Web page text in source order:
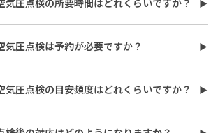
車の状態をトータルで把握することが可能
応しています。詳しくは店舗スタッフまで
さい。
気圧点検の所要時間はどれくらいですか？
圧点検・補充は最短30分で完了します。混雑
が発生することがあるため、不安な方は来
ただくとスムーズです。詳しくは店舗スタッ
ください。
気圧点検は予約が必要ですか？
気圧点検は予約不要です。混雑状況によって
とがあるため、不安な方は来店前にお問い
ーズです。詳しくは店舗スタッフまでお気軽
気圧点検の目安頻度はどれくらいですか？
に1度の空気圧点検をおすすめしています。特
道路の利用前は念入りに点検すると安心